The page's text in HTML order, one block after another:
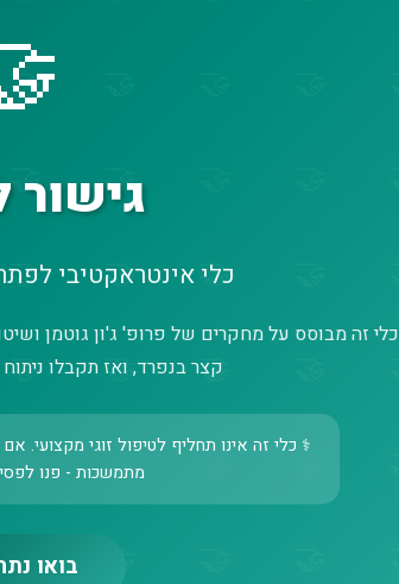
גישור
כלי אינטראקטיבי
כלי זה מבוסס על מחקרים של פרופ' ג'ון גוטמן
קצר בנפרד, ואז תקבלו
כלי זה אינו תחליף לטיפול זוגי מקצועי.
מתמשכות - פנו
בואו